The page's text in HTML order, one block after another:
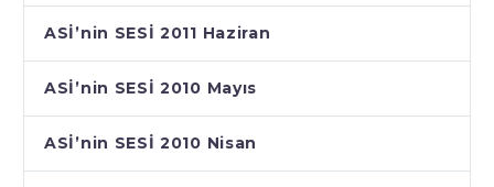
ASİ’nin SESİ 2011 Haziran
ASİ’nin SESİ 2010 Mayıs
ASİ’nin SESİ 2010 Nisan